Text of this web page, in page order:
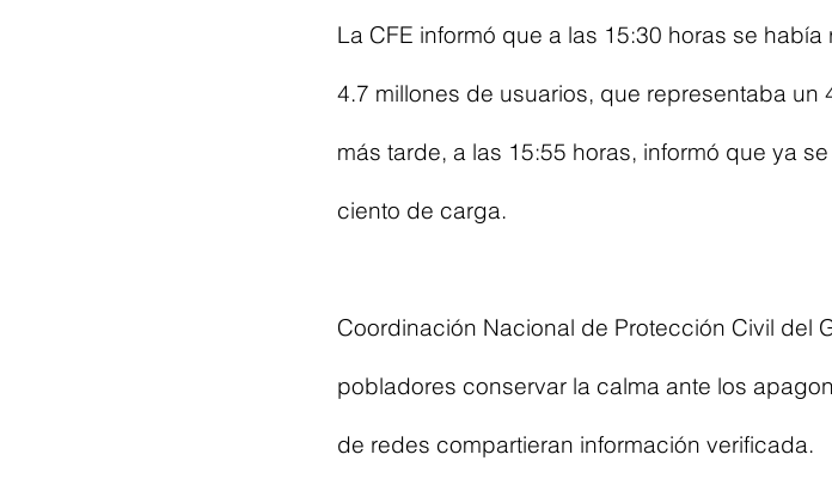
La CFE informó que a las 15:30 horas se
4.7 millones de usuarios, que representaba
más tarde, a las 15:55 horas, informó que ya
ciento de carga.
Coordinación Nacional de Protección Civil del
pobladores conservar la calma ante los
de redes compartieran información verificada.